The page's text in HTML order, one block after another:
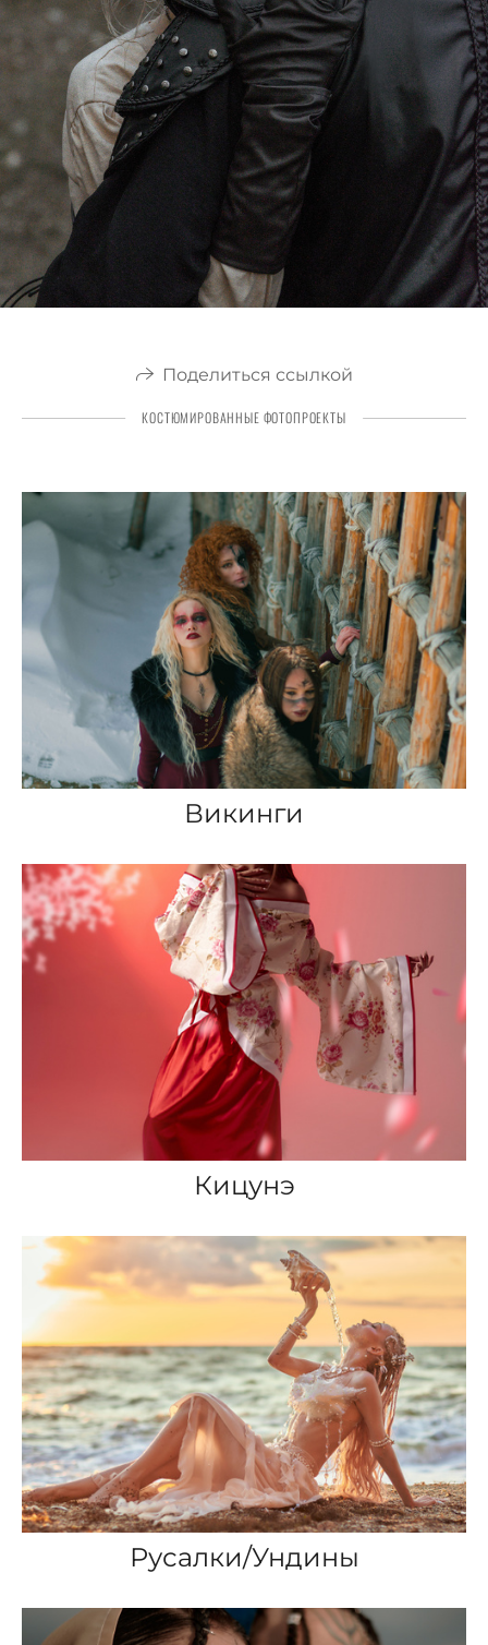
Поделиться ссылкой
КОСТЮМИРОВАННЫЕ ФОТОПРОЕКТЫ
Викинги
Кицунэ
Русалки/Ундины